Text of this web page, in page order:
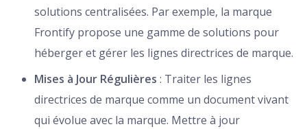
solutions centralisées. Par exemple, la marque
Frontify propose une gamme de solutions pour
héberger et gérer les lignes directrices de marque.
Mises à Jour Régulières : Traiter les lignes
directrices de marque comme un document vivant
qui évolue avec la marque. Mettre à jour